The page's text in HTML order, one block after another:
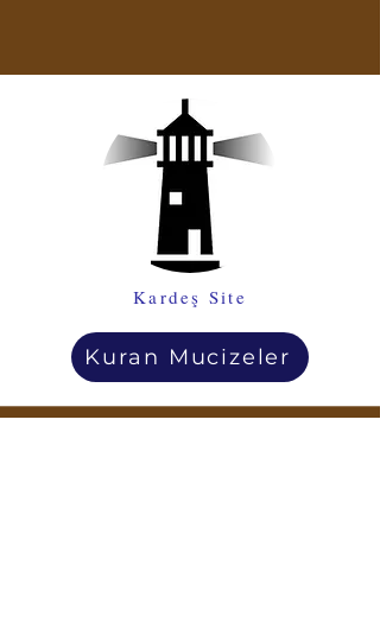
Kardeş Site
Kuran Mucizeler